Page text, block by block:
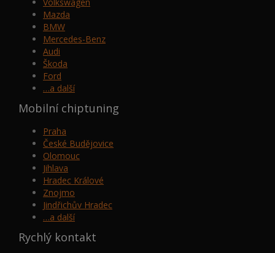
Mazda
BMW
Mercedes-Benz
Audi
Škoda
Ford
…a další
Mobilní chiptuning
Praha
České Budějovice
Olomouc
Jihlava
Hradec Králové
Znojmo
Jindřichův Hradec
…a další
Rychlý kontakt